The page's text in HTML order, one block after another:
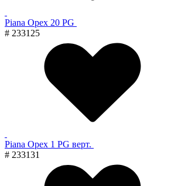
Piana Орех 20 PG
# 233125
Piana Орех 1 PG верт.
# 233131